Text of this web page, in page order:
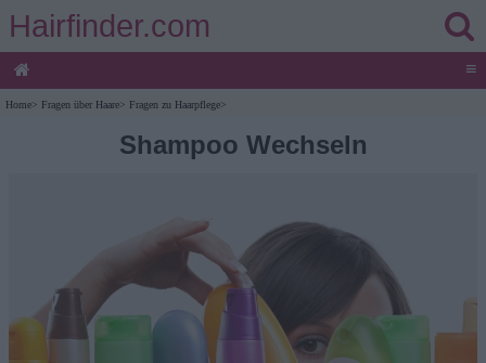
Hairfinder.com
≡
Home> Fragen über Haare> Fragen zu Haarpflege>
Shampoo Wechseln